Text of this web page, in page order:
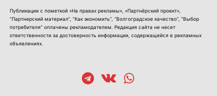
Публикации с пометкой «На правах рекламы», «Партнёрский проект»,
“Партнерский материал”, “Как экономить”, “Волгоградское качество”, “Выбор
потребителя” оплачены рекламодателем. Редакция сайта не несет
ответственности за достоверность информации, содержащейся в рекламных
объявлениях.